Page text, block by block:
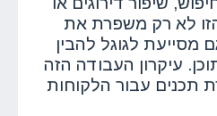
לא רק משפרת את
מסייעת לגוגל להבין
עיקרון העבודה הזה
תכנים עבור הלקוחות